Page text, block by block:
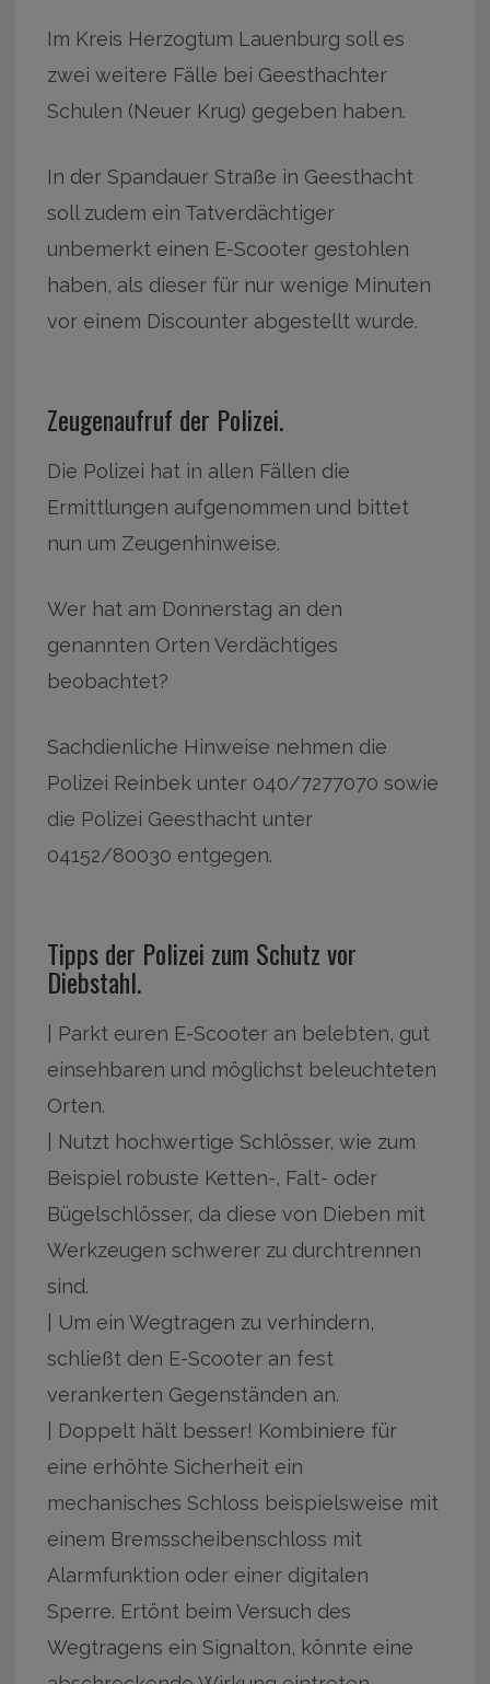
Im Kreis Herzogtum Lauenburg soll es
zwei weitere Fälle bei Geesthachter
Schulen (Neuer Krug) gegeben haben.
In der Spandauer Straße in Geesthacht
soll zudem ein Tatverdächtiger
unbemerkt einen E-Scooter gestohlen
haben, als dieser für nur wenige Minuten
vor einem Discounter abgestellt wurde.
Zeugenaufruf der Polizei.
Die Polizei hat in allen Fällen die
Ermittlungen aufgenommen und bittet
nun um Zeugenhinweise.
Wer hat am Donnerstag an den
genannten Orten Verdächtiges
beobachtet?
Sachdienliche Hinweise nehmen die
Polizei Reinbek unter 040/7277070 sowie
die Polizei Geesthacht unter
04152/80030 entgegen.
Tipps der Polizei zum Schutz vor
Diebstahl.
| Parkt euren E-Scooter an belebten, gut
einsehbaren und möglichst beleuchteten
Orten.
| Nutzt hochwertige Schlösser, wie zum
Beispiel robuste Ketten-, Falt- oder
Bügelschlösser, da diese von Dieben mit
Werkzeugen schwerer zu durchtrennen
sind.
| Um ein Wegtragen zu verhindern,
schließt den E-Scooter an fest
verankerten Gegenständen an.
| Doppelt hält besser! Kombiniere für
eine erhöhte Sicherheit ein
mechanisches Schloss beispielsweise mit
einem Bremsscheibenschloss mit
Alarmfunktion oder einer digitalen
Sperre. Ertönt beim Versuch des
Wegtragens ein Signalton, könnte eine